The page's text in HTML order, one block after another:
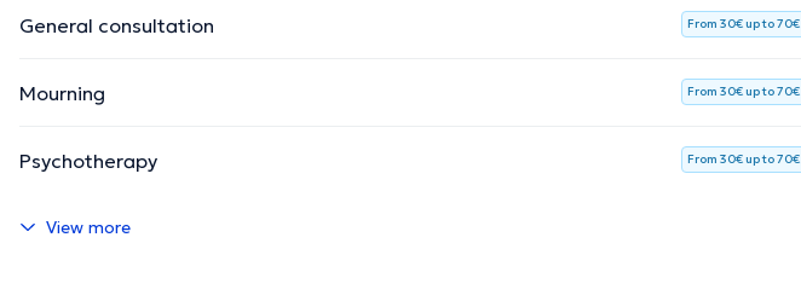
General consultation From 30€ up to 70€
Mourning From 30€ up to 70€
Psychotherapy From 30€ up to 70€
View more